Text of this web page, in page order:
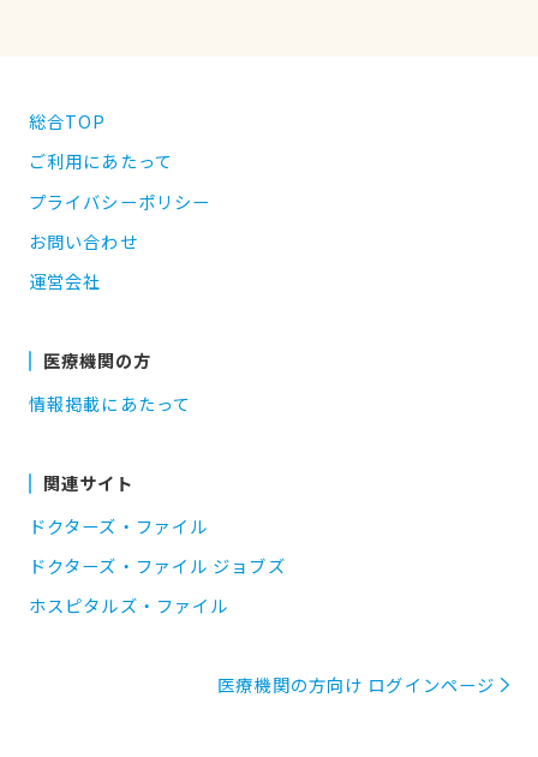
総合TOP
ご利用にあたって
プライバシーポリシー
お問い合わせ
運営会社
医療機関の方
情報掲載にあたって
関連サイト
ドクターズ・ファイル
ドクターズ・ファイル ジョブズ
ホスピタルズ・ファイル
医療機関の方向け ログインページ